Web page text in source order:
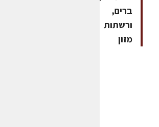
ברים,
ורשתות
מזון